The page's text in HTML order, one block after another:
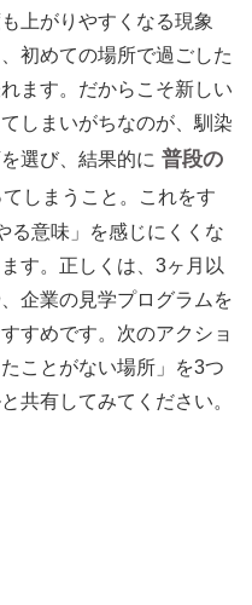
上がりやすくなる現象
初めての場所で過ごした
ます。だからこそ新しい
しまいがちなのが、馴染
選び、結果的に 普段の
しまうこと。これをす
る意味」を感じにくくな
す。正しくは、3ヶ月以
企業の見学プログラムを
すめです。次のアクショ
ことがない場所」を3つ
共有してみてください。